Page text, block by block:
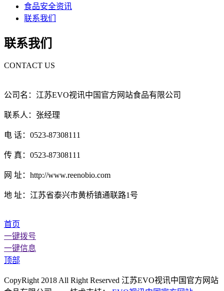
食品安全资讯
联系我们
联系我们
CONTACT US
公司名：江苏EVO视讯中国官方网站食品有限公司
联系人：张经理
电 话：0523-87308111
传 真：0523-87308111
网 址：http://www.reenobio.com
地 址：江苏省泰兴市黄桥镇通联路1号
首页
一键拨号
一键信息
顶部
CopyRight 2018 All Right Reserved 江苏EVO视讯中国官方网站